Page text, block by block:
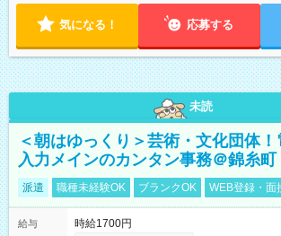
気になる！ 応募する
未読
＜朝はゆっくり＞芸術・文化団体！
入力メインのカンタン事務＠錦糸町
派遣 職種未経験OK ブランクOK WEB登録・面
給与
時給1700円